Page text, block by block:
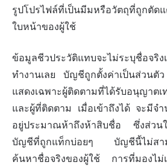
รูปโปรไฟล์ที่เป็นมีมหรือวัตถุที่ถูกตัด
ใบหน้าของผู้ใช้
ข้อมูลชีวประวัติแทบจะไม่ระบุชื่อจริ
ทำงานเลย บัญชีถูกตั้งค่าเป็นส่วนตั
แสดงเฉพาะผู้ติดตามที่ได้รับอนุญาต
และผู้ที่ติดตาม เมื่อเข้าถึงได้ จะมีจ
อยู่ประมาณห้าถึงห้าสิบชื่อ ซึ่งส่วน
บัญชีที่ถูกแท็กบ่อยๆ บัญชีนี้ไม่สาม
ค้นหาชื่อจริงของผู้ใช้ การที่มองไ